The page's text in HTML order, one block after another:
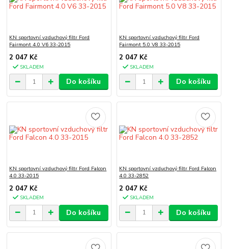
KN sportovní vzduchový filtr Ford
Fairmont 4.0 V6 33-2015
2 047 Kč
SKLADEM
Do košíku
KN sportovní vzduchový filtr Ford
Fairmont 5.0 V8 33-2015
2 047 Kč
SKLADEM
Do košíku
KN sportovní vzduchový filtr Ford Falcon
4.0 33-2015
2 047 Kč
SKLADEM
Do košíku
KN sportovní vzduchový filtr Ford Falcon
4.0 33-2852
2 047 Kč
SKLADEM
Do košíku